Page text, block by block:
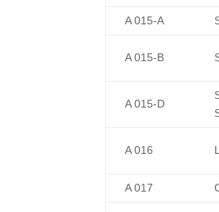
A 015-A
A 015-B
A 015-D
A 016
A 017